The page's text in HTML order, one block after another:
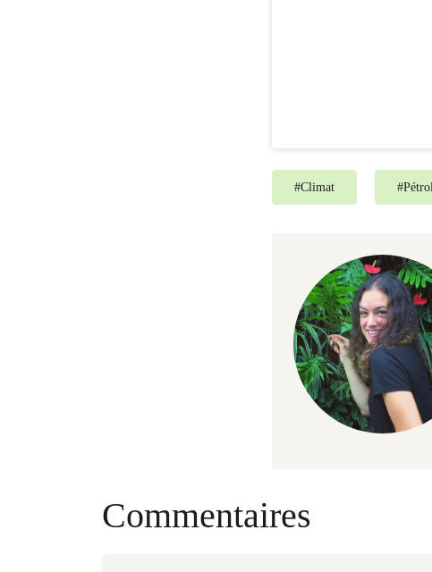
#Climat #
Commentaires